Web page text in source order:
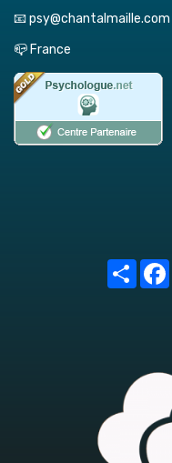
📧 psy@chantalmaille.com
📪 France
Share